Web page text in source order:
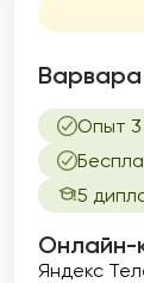
Опыт 3
5
Онлайн-
Яндекс